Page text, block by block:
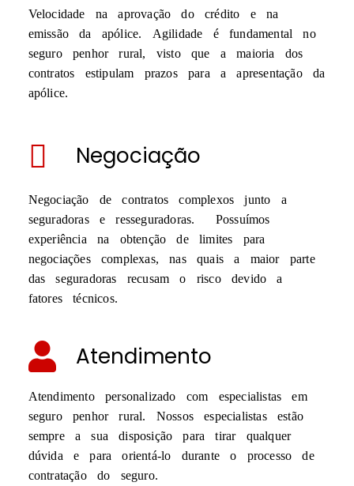
Velocidade na aprovação do crédito e na
emissão da apólice. Agilidade é fundamental no
seguro penhor rural, visto que a maioria dos
contratos estipulam prazos para a apresentação da
apólice.
Negociação
Negociação de contratos complexos junto a
seguradoras e resseguradoras. Possuímos
experiência na obtenção de limites para
negociações complexas, nas quais a maior parte
das seguradoras recusam o risco devido a
fatores técnicos.
Atendimento
Atendimento personalizado com especialistas em
seguro penhor rural. Nossos especialistas estão
sempre a sua disposição para tirar qualquer
dúvida e para orientá-lo durante o processo de
contratação do seguro.